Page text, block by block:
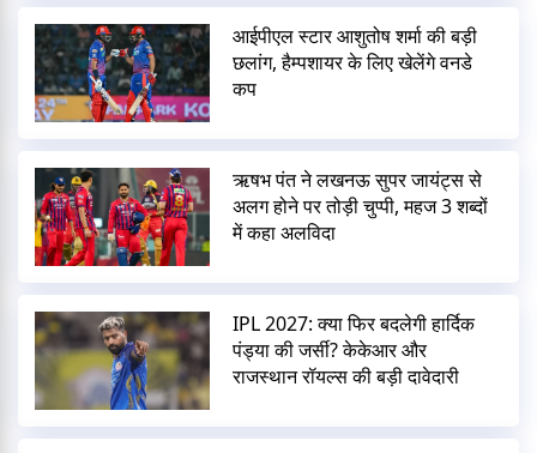
आईपीएल स्टार आशुतोष शर्मा की बड़ी
छलांग, हैम्पशायर के लिए खेलेंगे वनडे
कप
ऋषभ पंत ने लखनऊ सुपर जायंट्स से
अलग होने पर तोड़ी चुप्पी, महज 3 शब्दों
में कहा अलविदा
IPL 2027: क्या फिर बदलेगी हार्दिक
पंड्या की जर्सी? केकेआर और
राजस्थान रॉयल्स की बड़ी दावेदारी